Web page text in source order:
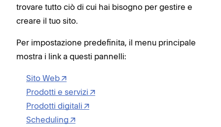
trovare tutto ciò di cui hai bisogno per gestire e
creare il tuo sito.
Per impostazione predefinita, il menu principale
mostra i link a questi pannelli:
Sito Web
Prodotti e servizi
Prodotti digitali
Scheduling